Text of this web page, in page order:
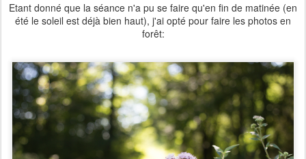
Etant donné que la séance n'a pu se faire qu'en fin de matinée (en
été le soleil est déjà bien haut), j'ai opté pour faire les photos en
forêt: